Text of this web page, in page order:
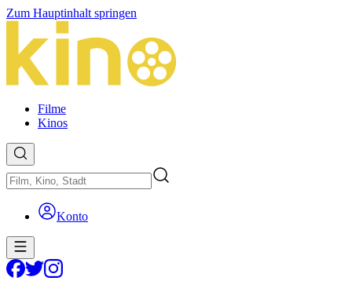
Zum Hauptinhalt springen
Filme
Kinos
Konto